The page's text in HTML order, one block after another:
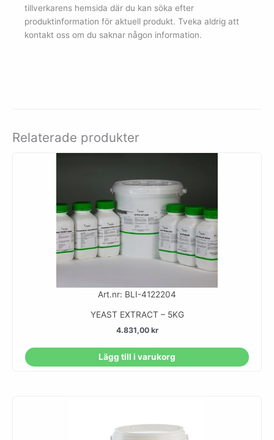
tillverkarens hemsida där du kan söka efter
produktinformation för aktuell produkt. Tveka aldrig att
kontakt oss om du saknar någon information.
Relaterade produkter
Art.nr: BLI-4122204
YEAST EXTRACT – 5KG
4.831,00 kr
Lägg till i varukorg